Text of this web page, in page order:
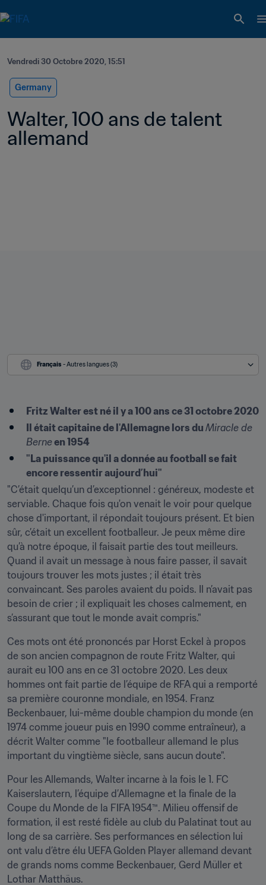
Vendredi 30 Octobre 2020, 15:51
Germany
Walter, 100 ans de talent
allemand
Français - Autres langues (3)
Fritz Walter est né il y a 100 ans ce 31 octobre 2020
Il était capitaine de l'Allemagne lors du Miracle de
Berne en 1954
"La puissance qu'il a donnée au football se fait
encore ressentir aujourd’hui"
"C’était quelqu’un d’exceptionnel : généreux, modeste et
serviable. Chaque fois qu'on venait le voir pour quelque
chose d'important, il répondait toujours présent. Et bien
sûr, c’était un excellent footballeur. Je peux même dire
qu’à notre époque, il faisait partie des tout meilleurs.
Quand il avait un message à nous faire passer, il savait
toujours trouver les mots justes ; il était très
convaincant. Ses paroles avaient du poids. Il n’avait pas
besoin de crier ; il expliquait les choses calmement, en
s’assurant que tout le monde avait compris."
Ces mots ont été prononcés par Horst Eckel à propos
de son ancien compagnon de route Fritz Walter, qui
aurait eu 100 ans en ce 31 octobre 2020. Les deux
hommes ont fait partie de l’équipe de RFA qui a remporté
sa première couronne mondiale, en 1954. Franz
Beckenbauer, lui-même double champion du monde (en
1974 comme joueur puis en 1990 comme entraîneur), a
décrit Walter comme "le footballeur allemand le plus
important du vingtième siècle, sans aucun doute".
Pour les Allemands, Walter incarne à la fois le 1. FC
Kaiserslautern, l’équipe d’Allemagne et la finale de la
Coupe du Monde de la FIFA 1954™. Milieu offensif de
formation, il est resté fidèle au club du Palatinat tout au
long de sa carrière. Ses performances en sélection lui
ont valu d’être élu UEFA Golden Player allemand devant
de grands noms comme Beckenbauer, Gerd Müller et
Lothar Matthäus.